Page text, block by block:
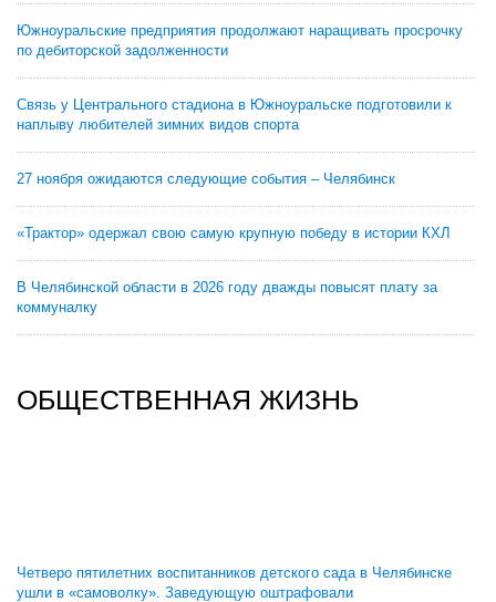
Южноуральские предприятия продолжают наращивать просрочку
по дебиторской задолженности
Связь у Центрального стадиона в Южноуральске подготовили к
наплыву любителей зимних видов спорта
27 ноября ожидаются следующие события – Челябинск
«Трактор» одержал свою самую крупную победу в истории КХЛ
В Челябинской области в 2026 году дважды повысят плату за
коммуналку
ОБЩЕСТВЕННАЯ ЖИЗНЬ
Четверо пятилетних воспитанников детского сада в Челябинске
ушли в «самоволку». Заведующую оштрафовали